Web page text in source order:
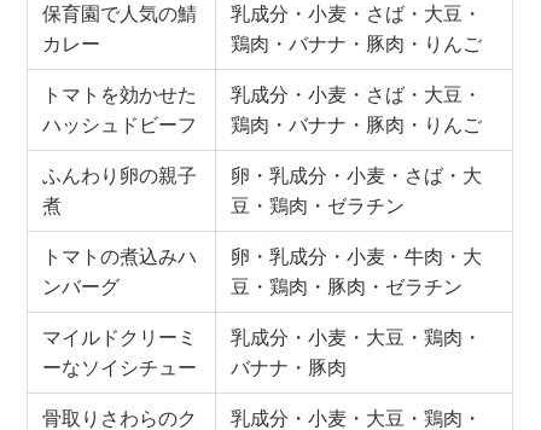
保育園で人気の鯖
カレー
乳成分・小麦・さば・大豆・
鶏肉・バナナ・豚肉・りんご
トマトを効かせた
ハッシュドビーフ
乳成分・小麦・さば・大豆・
鶏肉・バナナ・豚肉・りんご
ふんわり卵の親子
煮
卵・乳成分・小麦・さば・大
豆・鶏肉・ゼラチン
トマトの煮込みハ
ンバーグ
卵・乳成分・小麦・牛肉・大
豆・鶏肉・豚肉・ゼラチン
マイルドクリーミ
ーなソイシチュー
乳成分・小麦・大豆・鶏肉・
バナナ・豚肉
骨取りさわらのク
乳成分・小麦・大豆・鶏肉・